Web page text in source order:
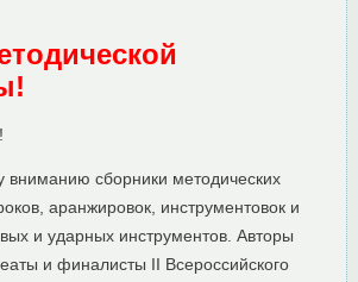
сборники методических
аранжировок, инструментовок и
и ударных инструментов. Авторы
и финалисты II Всероссийского